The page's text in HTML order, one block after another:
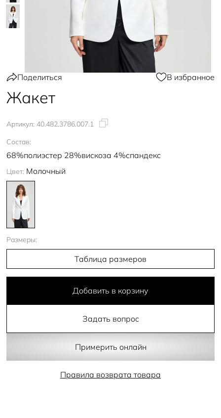
Поделиться В избранное
Жакет
Артикул: 40.482.3786.007.1
Состав:
68%полиэстер 28%вискоза 4%спандекс
Цвет: Молочный
Размеры:
Таблица размеров
Добавить в корзину
Задать вопрос
Примерить онлайн
Правила возврата товара